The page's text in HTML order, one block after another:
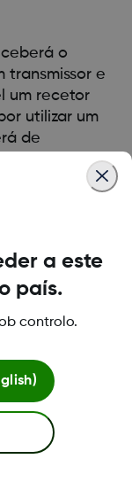
o
transmissor e
um recetor
utilizar um
de
a este
país.
controlo.